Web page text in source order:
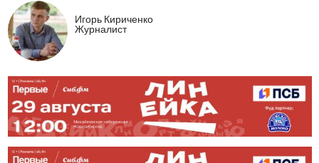
Игорь Кириченко
Журналист